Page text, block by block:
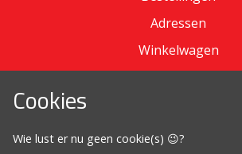
Cookies
Wie lust er nu geen cookie(s) 😉?
Adressen
Winkelwagen
Algemene voorwaarden